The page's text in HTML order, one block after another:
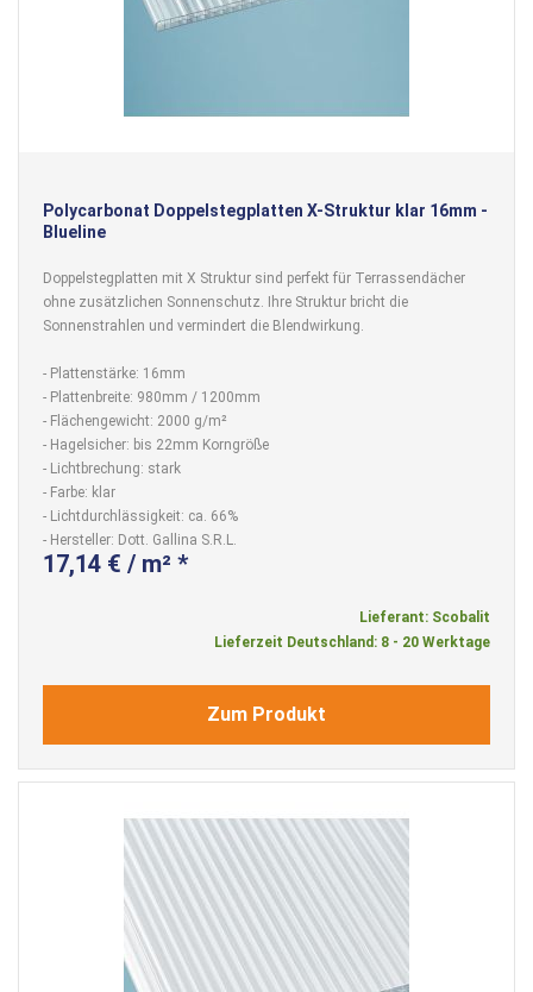
Polycarbonat Doppelstegplatten X-Struktur klar 16mm -
Blueline
Doppelstegplatten mit X Struktur sind perfekt für Terrassendächer
ohne zusätzlichen Sonnenschutz. Ihre Struktur bricht die
Sonnenstrahlen und vermindert die Blendwirkung.
- Plattenstärke: 16mm
- Plattenbreite: 980mm / 1200mm
- Flächengewicht: 2000 g/m²
- Hagelsicher: bis 22mm Korngröße
- Lichtbrechung: stark
- Farbe: klar
- Lichtdurchlässigkeit: ca. 66%
- Hersteller: Dott. Gallina S.R.L.
17,14 € / m² *
Lieferant: Scobalit
Lieferzeit Deutschland: 8 - 20 Werktage
Zum Produkt